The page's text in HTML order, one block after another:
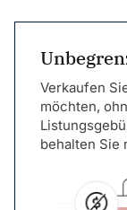
Verkaufen
möchten,
behalten Sie